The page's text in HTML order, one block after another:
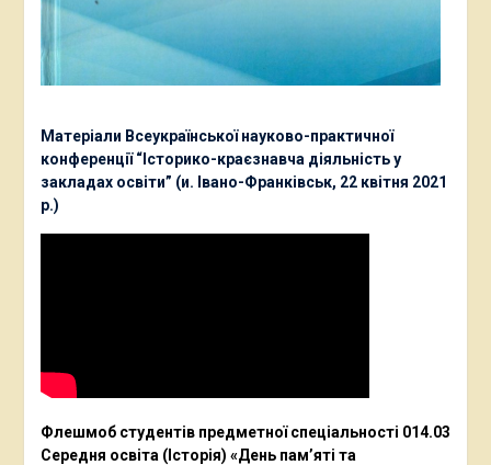
Матеріали Всеукраїнської науково-практичної
конференції “Історико-краєзнавча діяльність у
закладах освіти” (и. Івано-Франківськ, 22 квітня 2021
р.)
Флешмоб студентів предметної спеціальності 014.03
Середня освіта (Історія) «День пам’яті та